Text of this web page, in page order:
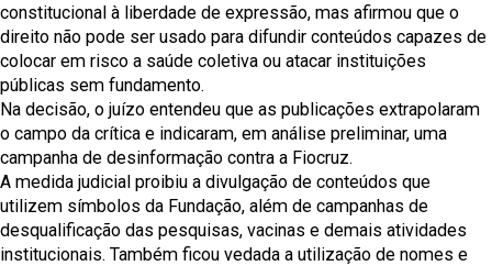
constitucional à liberdade de expressão, mas afirmou que o
direito não pode ser usado para difundir conteúdos capazes de
colocar em risco a saúde coletiva ou atacar instituições
públicas sem fundamento.
Na decisão, o juízo entendeu que as publicações extrapolaram
o campo da crítica e indicaram, em análise preliminar, uma
campanha de desinformação contra a Fiocruz.
A medida judicial proibiu a divulgação de conteúdos que
utilizem símbolos da Fundação, além de campanhas de
desqualificação das pesquisas, vacinas e demais atividades
institucionais. Também ficou vedada a utilização de nomes e